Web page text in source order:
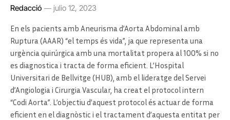
Redacció julio 12, 2023
En els pacients amb Aneurisma d’Aorta Abdominal amb
Ruptura (AAAR) “el temps és vida”, ja que representa una
urgència quirúrgica amb una mortalitat propera al 100% si no
es diagnostica i tracta de forma eficient. L’Hospital
Universitari de Bellvitge (HUB), amb el lideratge del Servei
d’Angiologia i Cirurgia Vascular, ha creat el protocol intern
“Codi Aorta”. L’objectiu d’aquest protocol és actuar de forma
eficient en el diagnòstic i el tractament d’aquesta entitat per